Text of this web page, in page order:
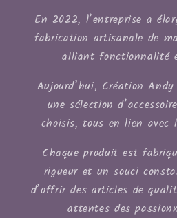
En 2022, l’entreprise a
fabrication artisanale de
alliant fonctionnalité
Aujourd’hui, Création
une sélection
choisis, tous en lien avec
Chaque produit est
rigueur et un souci
d’offrir des articles de
attentes des